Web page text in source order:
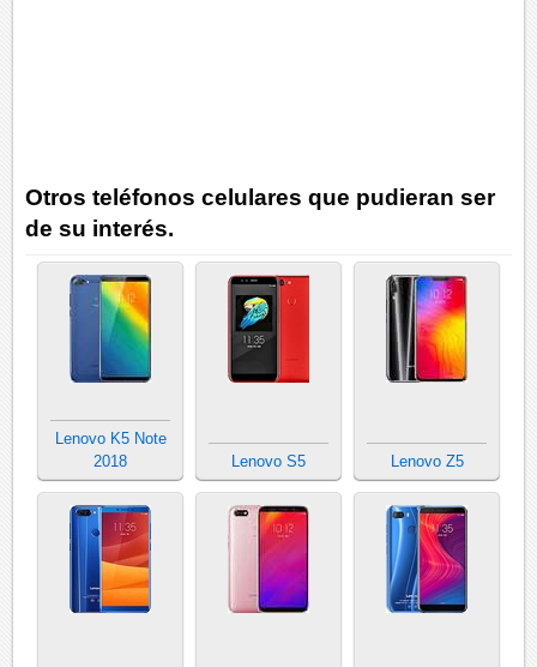
Otros teléfonos celulares que pudieran ser
de su interés.
Lenovo K5 Note
2018
Lenovo S5 Lenovo Z5